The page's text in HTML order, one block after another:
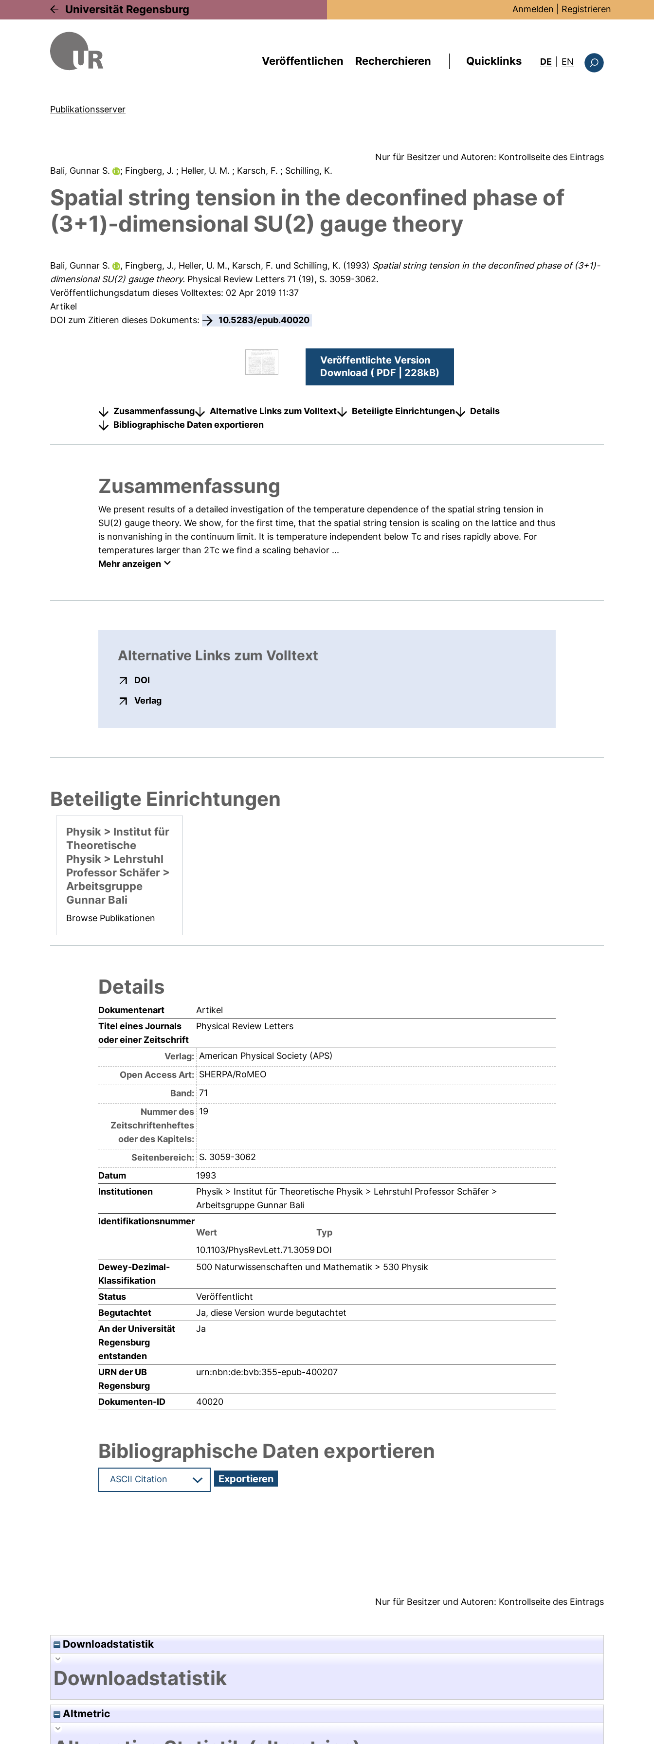
Universität Regensburg Anmelden Registrieren
Veröffentlichen Recherchieren Quicklinks DE EN : this page in
Publikationsserver
Nur für Besitzer und Autoren: Kontrollseite des Eintrags
Bali, Gunnar S.
; Fingberg, J. ; Heller, U. M. ; Karsch, F. ; Schilling, K.
Spatial string tension in the deconfined phase of
(3+1)-dimensional SU(2) gauge theory
Bali, Gunnar S. , Fingberg, J., Heller, U. M., Karsch, F. und Schilling, K. (1993) Spatial string tension in the deconfined phase of (3+1)-
dimensional SU(2) gauge theory. Physical Review Letters 71 (19), S. 3059-3062.
Veröffentlichungsdatum dieses Volltextes: 02 Apr 2019 11:37
Artikel
DOI zum Zitieren dieses Dokuments:
10.5283/epub.40020
Veröffentlichte Version
Download ( PDF | 228kB)
Zusammenfassung Alternative Links zum Volltext Beteiligte Einrichtungen
Details
Bibliographische Daten exportieren
Zusammenfassung
We present results of a detailed investigation of the temperature dependence of the spatial string tension in
SU(2) gauge theory. We show, for the first time, that the spatial string tension is scaling on the lattice and thus
is nonvanishing in the continuum limit. It is temperature independent below Tc and rises rapidly above. For
temperatures larger than 2Tc we find a scaling behavior ...
Mehr anzeigen
Alternative Links zum Volltext
DOI
Verlagexterner Link, öffnet neues Fenster
Beteiligte Einrichtungen
Physik > Institut für
Theoretische
Physik > Lehrstuhl
Professor Schäfer >
Arbeitsgruppe
Gunnar Bali
Browse Publikationen
Details
Dokumentenart
Artikel
Titel eines Journals
oder einer Zeitschrift
Physical Review Letters
Verlag: American Physical Society (APS)
Open Access Art: SHERPA/RoMEO
Band: 71
Nummer des
Zeitschriftenheftes
oder des Kapitels:
19
Seitenbereich: S. 3059-3062
Datum
1993
Institutionen
Physik > Institut für Theoretische Physik > Lehrstuhl Professor Schäfer >
Arbeitsgruppe Gunnar Bali
Identifikationsnummer
Wert
Typ
10.1103/PhysRevLett.71.3059 DOI
Dewey-Dezimal-
Klassifikation
500 Naturwissenschaften und Mathematik > 530 Physik
Status
Veröffentlicht
Begutachtet
Ja, diese Version wurde begutachtet
An der Universität
Regensburg
entstanden
Ja
URN der UB
Regensburg
urn:nbn:de:bvb:355-epub-400207
Dokumenten-ID 40020
Bibliographische Daten exportieren
Nur für Besitzer und Autoren: Kontrollseite des Eintrags
Downloadstatistik
Downloadstatistik
Altmetric